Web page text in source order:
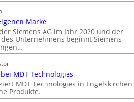
Marke
Siemens AG im Jahr 2020 und der
Unternehmens beginnt Siemens
MDT Technologies
MDT Technologies in Engelskirchen
Produkte.